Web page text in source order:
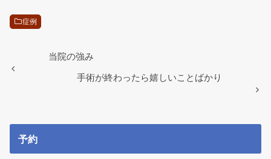
e
症例
当院の強み
手術が終わったら嬉しいことばかり
予約